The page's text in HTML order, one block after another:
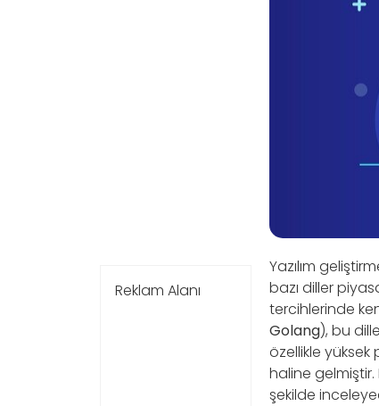
Reklam Alanı
Yazılım
bazı diller
tercihlerinde
Golang), bu
özellikle yüksek
haline gelmiştir.
şekilde